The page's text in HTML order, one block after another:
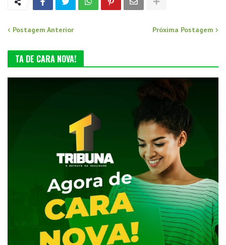
Postagem Anterior Próxima Postagem
TA DE CARA NOVA!